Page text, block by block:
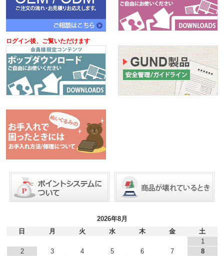
ログイン後、ご覧いただけます
2026年8月
日
月 火 水 木 金
土
1
2
3 4 5 6 7
8